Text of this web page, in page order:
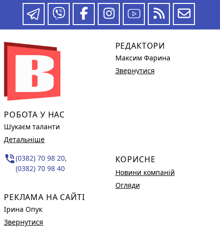
РОБОТА У НАС
Шукаєм таланти
Детальніше
phone_in_talk(0382) 70 98 20,
(0382) 70 98 40
РЕКЛАМА НА САЙТІ
Ірина Опук
Звернутися
РЕДАКТОРИ
Максим Фарина
Звернутися
КОРИСНЕ
Новини компаній
Огляди